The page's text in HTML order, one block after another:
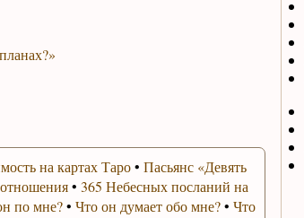
на картах Таро• Пасьянс «Девять
• 365 Небесных посланий на
по мне?• Что он думает обо мне?• Что